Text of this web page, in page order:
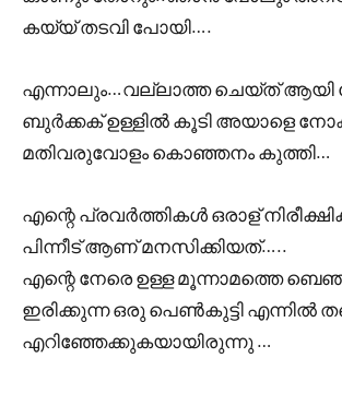
കയ്യ് തടവി പോയി….
എന്നാലും…വല്ലാത്ത ചെയ്ത് ആയി
ബുർക്കക് ഉള്ളിൽ കൂടി അയാളെ
മതിവരുവോളം കൊഞ്ഞനം കുത്തി…
എന്റെ പ്രവർത്തികൾ ഒരാള്
പിന്നീട് ആണ് മനസിക്കിയത്…..
എന്റെ നേരെ ഉള്ള മൂന്നാമത്തെ
ഇരിക്കുന്ന ഒരു പെൺകുട്ടി എന്നിൽ
എറിഞ്ഞേക്കുകയായിരുന്നു …